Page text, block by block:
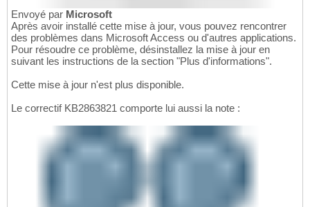
Envoyé par Microsoft
Après avoir installé cette mise à jour, vous pouvez rencontrer
des problèmes dans Microsoft Access ou d'autres applications.
Pour résoudre ce problème, désinstallez la mise à jour en
suivant les instructions de la section "Plus d'informations".
Cette mise à jour n'est plus disponible.
Le correctif KB2863821 comporte lui aussi la note :